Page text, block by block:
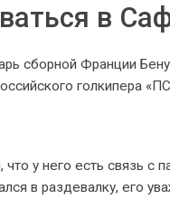
в
сборной Франции
голкипера
что у него есть связь с
в раздевалку, его